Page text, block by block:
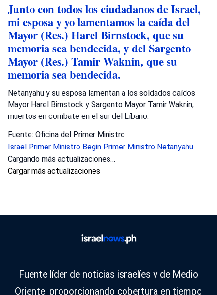
Junto con todos los ciudadanos de Israel,
mi esposa y yo lamentamos la caída del
Mayor (Res.) Harel Birnstock, que su
memoria sea bendecida, y del Sargento
Mayor (Res.) Tamir Waknin, que su
memoria sea bendecida.
Netanyahu y su esposa lamentan a los soldados caídos
Mayor Harel Birnstock y Sargento Mayor Tamir Waknin,
muertos en combate en el sur del Líbano.
Fuente: Oficina del Primer Ministro
Israel Primer Ministro Begin Primer Ministro Netanyahu
Cargando más actualizaciones…
Cargar más actualizaciones
Fuente líder de noticias israelíes y de Medio
Oriente, proporcionando cobertura en tiempo